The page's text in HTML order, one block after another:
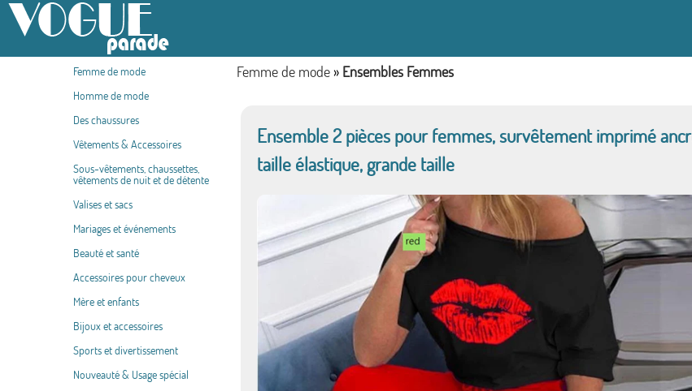
Femme de mode
Homme de mode
Des chaussures
Vêtements & Accessoires
Sous-vêtements, chaussettes,
vêtements de nuit et de détente
Valises et sacs
Mariages et événements
Beauté et santé
Accessoires pour cheveux
Mère et enfants
Bijoux et accessoires
Sports et divertissement
Nouveauté & Usage spécial
Femme de mode » Ensembles Femmes
Ensemble 2 pièces pour femmes, survêtement imprimé
taille élastique, grande taille